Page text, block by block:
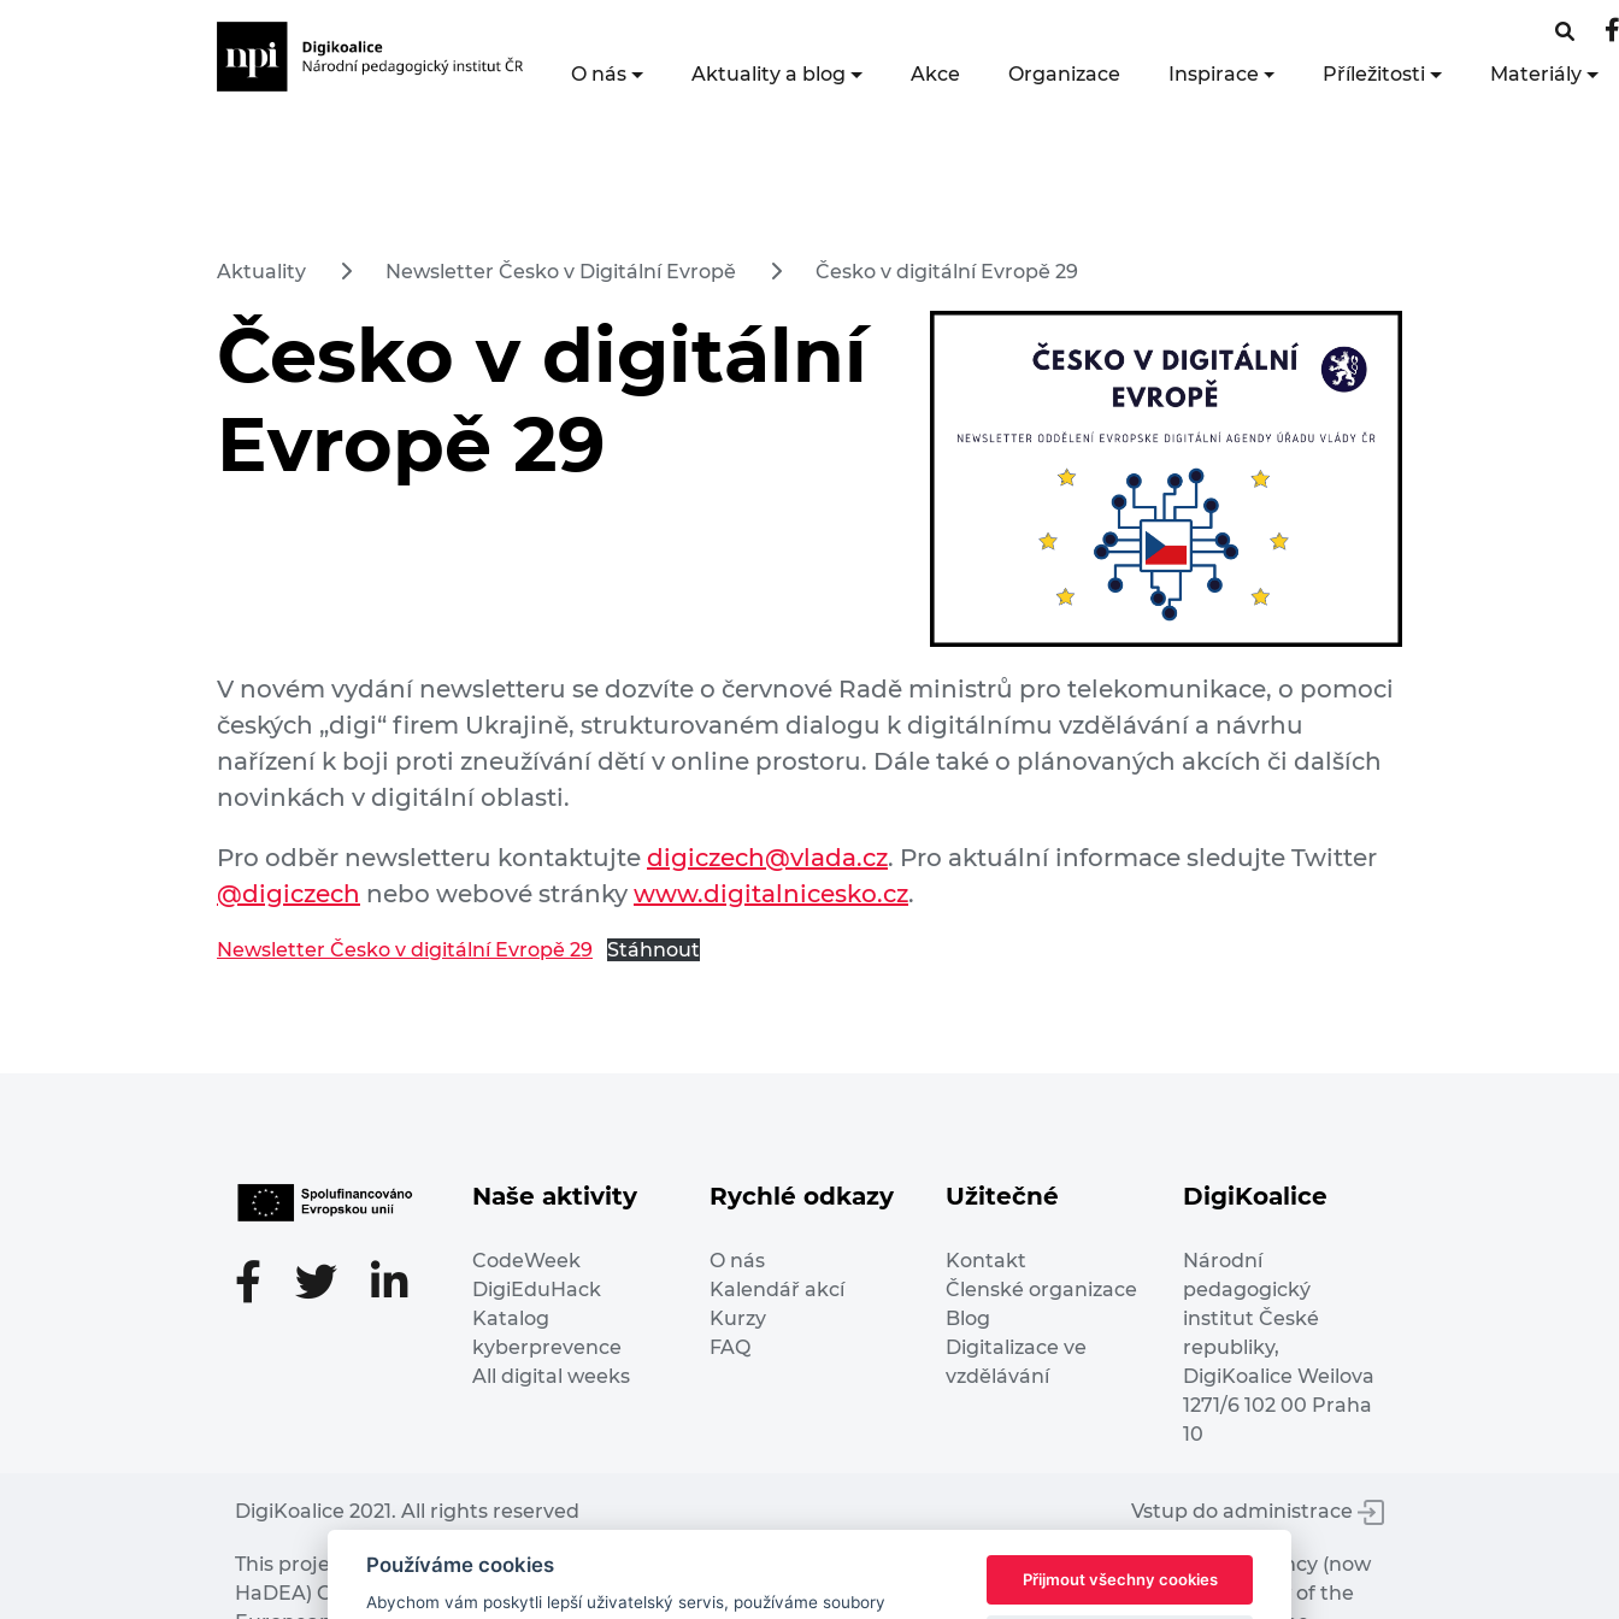
O nás Aktuality a blog Akce Organizace Inspirace Příležitosti Materiály
Aktuality Newsletter Česko v Digitální Evropě Česko v digitální Evropě 29
Česko v digitální
Evropě 29
V novém vydání newsletteru se dozvíte o červnové Radě ministrů pro telekomunikace, o pomoci
českých „digi“ firem Ukrajině, strukturovaném dialogu k digitálnímu vzdělávání a návrhu
nařízení k boji proti zneužívání dětí v online prostoru. Dále také o plánovaných akcích či dalších
novinkách v digitální oblasti.
Pro odběr newsletteru kontaktujte digiczech@vlada.cz. Pro aktuální informace sledujte Twitter
@digiczech nebo webové stránky www.digitalnicesko.cz.
Newsletter Česko v digitální Evropě 29 Stáhnout
Naše aktivity
CodeWeek
DigiEduHack
Katalog
kyberprevence
All digital weeks
Rychlé odkazy
O nás
Kalendář akcí
Kurzy
FAQ
Užitečné
Kontakt
Členské organizace
Blog
Digitalizace ve
vzdělávání
DigiKoalice
Národní
pedagogický
institut České
republiky,
DigiKoalice Weilova
1271/6 102 00 Praha
10
DigiKoalice 2021. All rights reserved Vstup do administrace
This project has received funding from the European Commission Innovation and Networks Executive Agency (now
HaDEA) CEF TELECOM Calls 2019. This website reflects only the author’s view. It does not represent the view of the
Používáme cookies
Abychom vám poskytli lepší uživatelský servis, používáme soubory
Přijmout všechny cookies